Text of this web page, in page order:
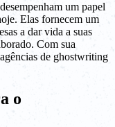
um papel
Elas fornecem um
a dar vida a suas
Com sua
de ghostwriting
o